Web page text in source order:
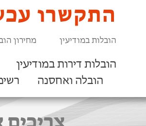
התקשרו
הובלות במודיעין מחירון
הובלות דירות במודיעין
הובלה ואחסנה